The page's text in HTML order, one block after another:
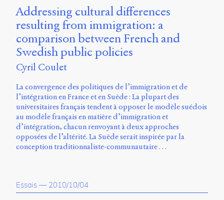
Addressing cultural differences
resulting from immigration: a
comparison between French and
Swedish public policies
Cyril Coulet
La convergence des politiques de l’immigration et de
l’intégration en France et en Suède : La plupart des
universitaires français tendent à opposer le modèle suédois
au modèle français en matière d’immigration et
d’intégration, chacun renvoyant à deux approches
opposées de l’altérité. La Suède serait inspirée par la
conception traditionnaliste-communautaire …
Essais — 2010/10/04